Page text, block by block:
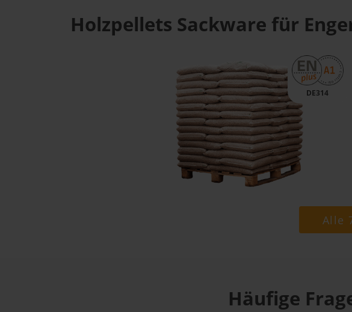
Holzpellets Sackware für
DE314
Alle
Häufige